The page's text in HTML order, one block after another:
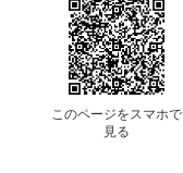
このページをスマホで
見る